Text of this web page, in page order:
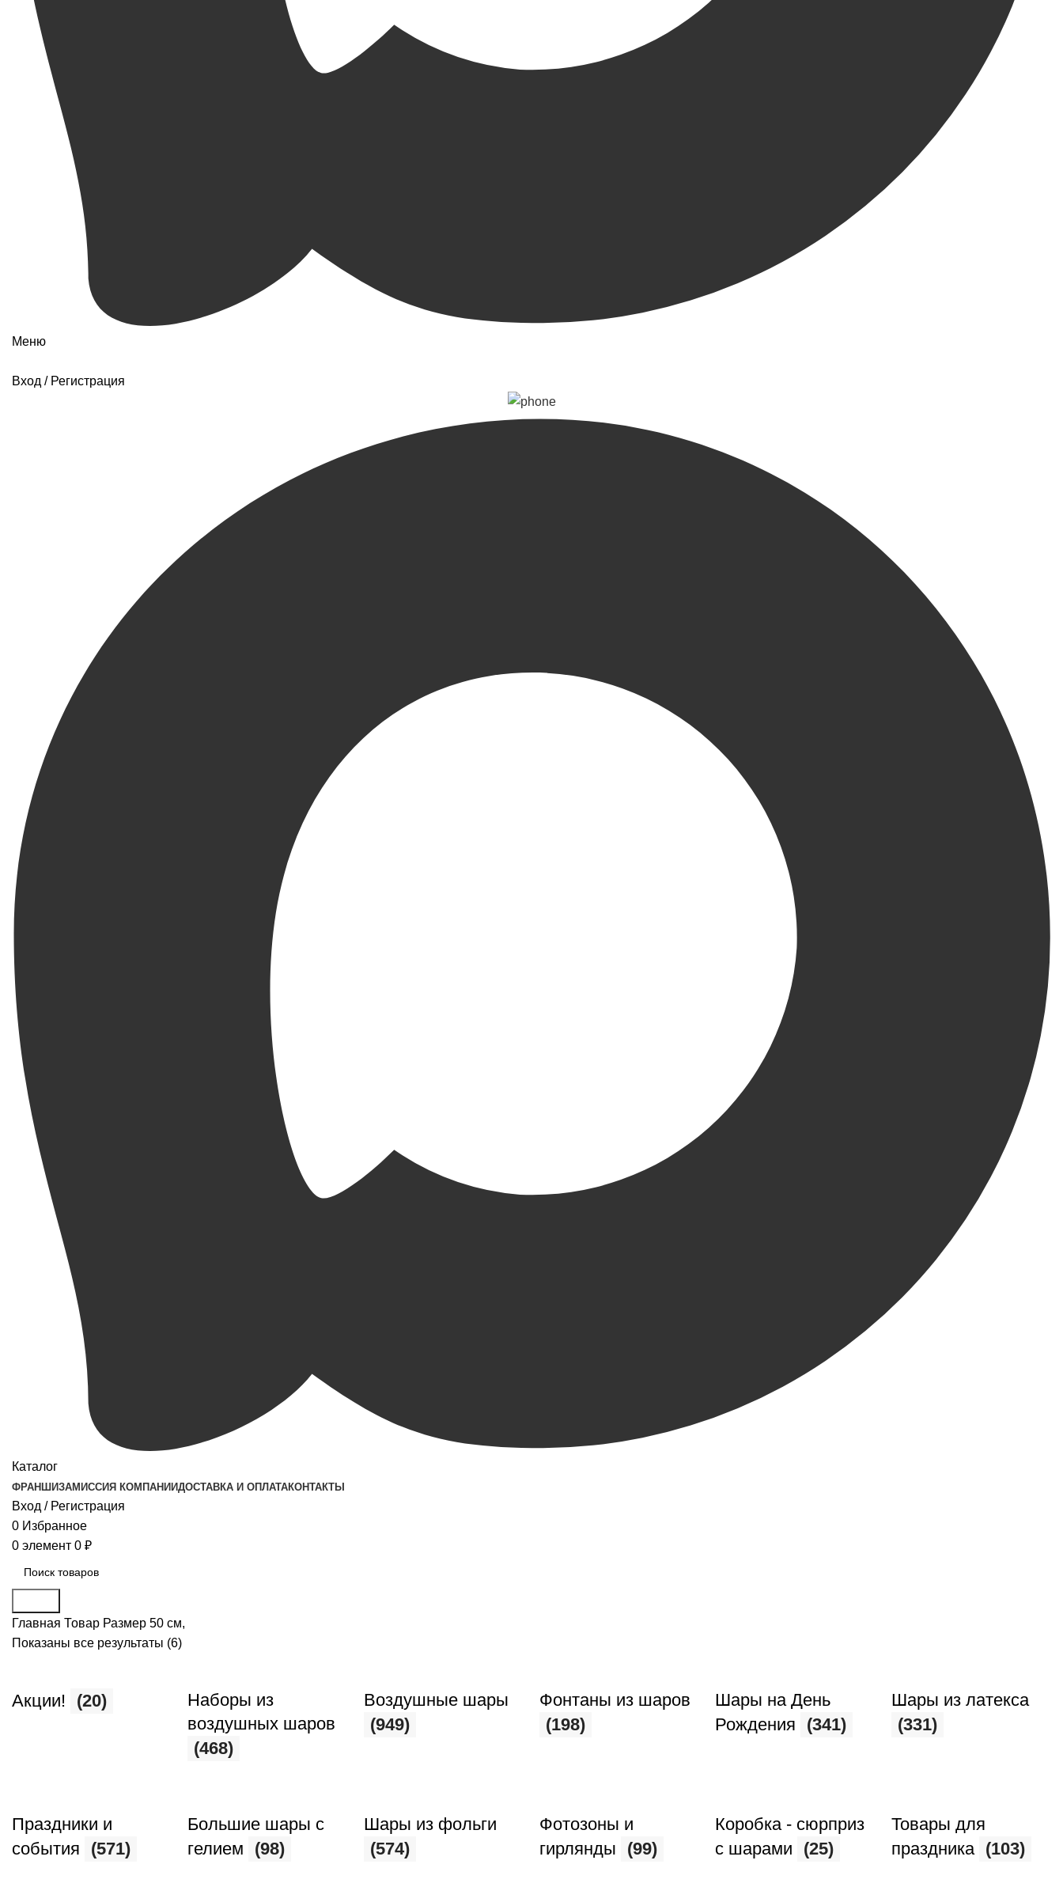
Меню
Вход / Регистрация
Каталог
ФРАНШИЗАМИССИЯ КОМПАНИИДОСТАВКА И ОПЛАТАКОНТАКТЫ
Вход / Регистрация
0 Избранное
0 элемент 0 ₽
Главная Товар Размер 50 см,
Показаны все результаты (6)
Акции! (20)
Наборы из
воздушных шаров
(468)
Воздушные шары
(949)
Фонтаны из шаров
(198)
Шары на День
Рождения
(341)
Шары из латекса
(331)
Праздники и
события
(571)
Большие шары с
гелием
(98)
Шары из фольги
(574)
Фотозоны и
гирлянды
(99)
Коробка - сюрприз
с шарами
(25)
Товары для
праздника (103)